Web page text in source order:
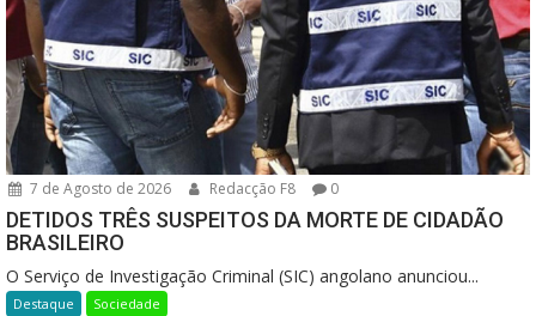
7 de Agosto de 2026 Redacção F8 0
DETIDOS TRÊS SUSPEITOS DA MORTE DE CIDADÃO
BRASILEIRO
O Serviço de Investigação Criminal (SIC) angolano anunciou...
Destaque Sociedade